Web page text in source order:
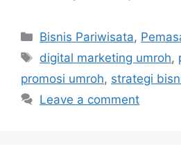
Categories
Bisnis Pariwisata,
Tags
digital marketing umroh,
promosi umroh, strategi
Leave a comment